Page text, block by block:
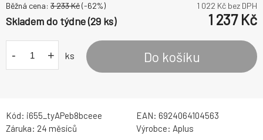
Běžná cena: 3 233Kč(-62%) 1 022 Kč bez DPH
Skladem do týdne (29 ks) 1 237Kč
- + ks Do košíku
Kód: i655_tyAPeb8bceee EAN: 6924064104563
Záruka: 24 měsíců Výrobce: Aplus